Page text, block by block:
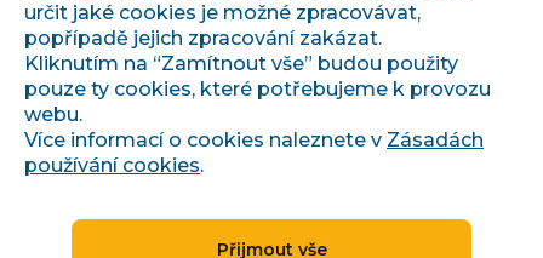
Úvod› Články a informace›
Automatický bidding na Heurece a Zboží.cz: kompletní
průvodce
určit jaké cookies je možné zpracovávat,
popřípadě jejich zpracování zakázat.
Kliknutím na “Zamítnout vše” budou použity
pouze ty cookies, které potřebujeme k provozu
webu.
Více informací o cookies naleznete v Zásadách
používání cookies.
Přijmout vše